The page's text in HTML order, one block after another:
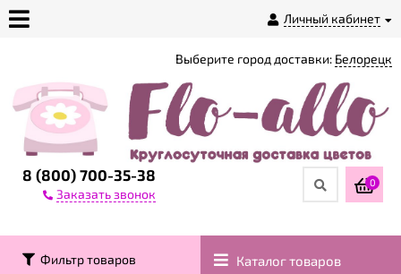
Личный кабинет
магазине
Доставка
Контакты
8 (800) 700-35-38
Заказать звонок
Выберите город доставки: Белорецк
0
Фильтр товаров Каталог товаров